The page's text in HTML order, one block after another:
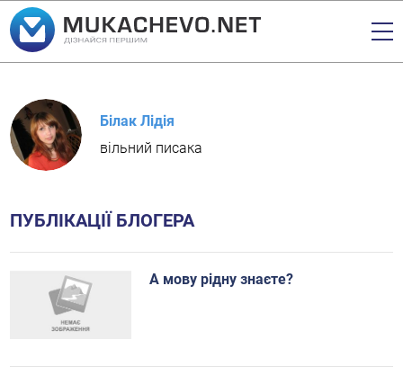
Білак Лідія
вільний писака
ПУБЛІКАЦІЇ БЛОГЕРА
А мову рідну знаєте?